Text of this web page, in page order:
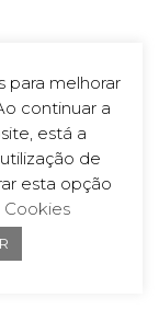
this website is
para melhorar
continuar a
está a
de
esta opção